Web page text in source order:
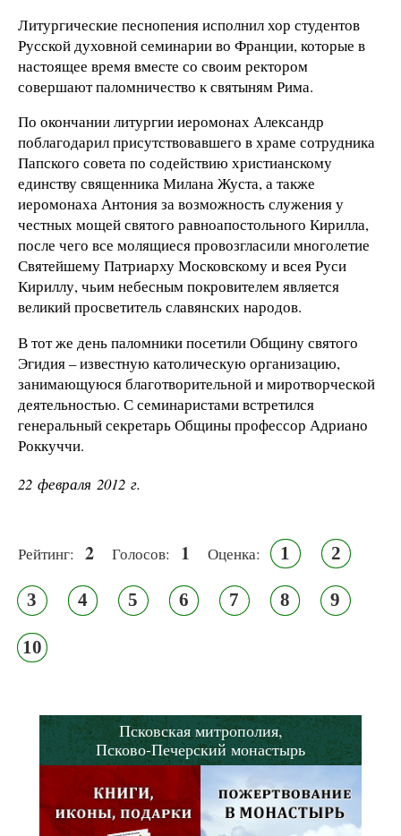
Литургические песнопения исполнил хор студентов
Русской духовной семинарии во Франции, которые в
настоящее время вместе со своим ректором
совершают паломничество к святыням Рима.
По окончании литургии иеромонах Александр
поблагодарил присутствовавшего в храме сотрудника
Папского совета по содействию христианскому
единству священника Милана Жуста, а также
иеромонаха Антония за возможность служения у
честных мощей святого равноапостольного Кирилла,
после чего все молящиеся провозгласили многолетие
Святейшему Патриарху Московскому и всея Руси
Кириллу, чьим небесным покровителем является
великий просветитель славянских народов.
В тот же день паломники посетили Общину святого
Эгидия – известную католическую организацию,
занимающуюся благотворительной и миротворческой
деятельностью. С семинаристами встретился
генеральный секретарь Общины профессор Адриано
Роккуччи.
22 февраля 2012 г.
Рейтинг: 2 Голосов: 1 Оценка: 1 2
3 4 5 6 7 8 9
10
Псковская митрополия,
Псково-Печерский монастырь